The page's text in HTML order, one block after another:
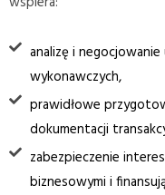
analizę i
wykonawczych,
prawidłowe
dokumentacji
zabezpieczenie
biznesowymi i